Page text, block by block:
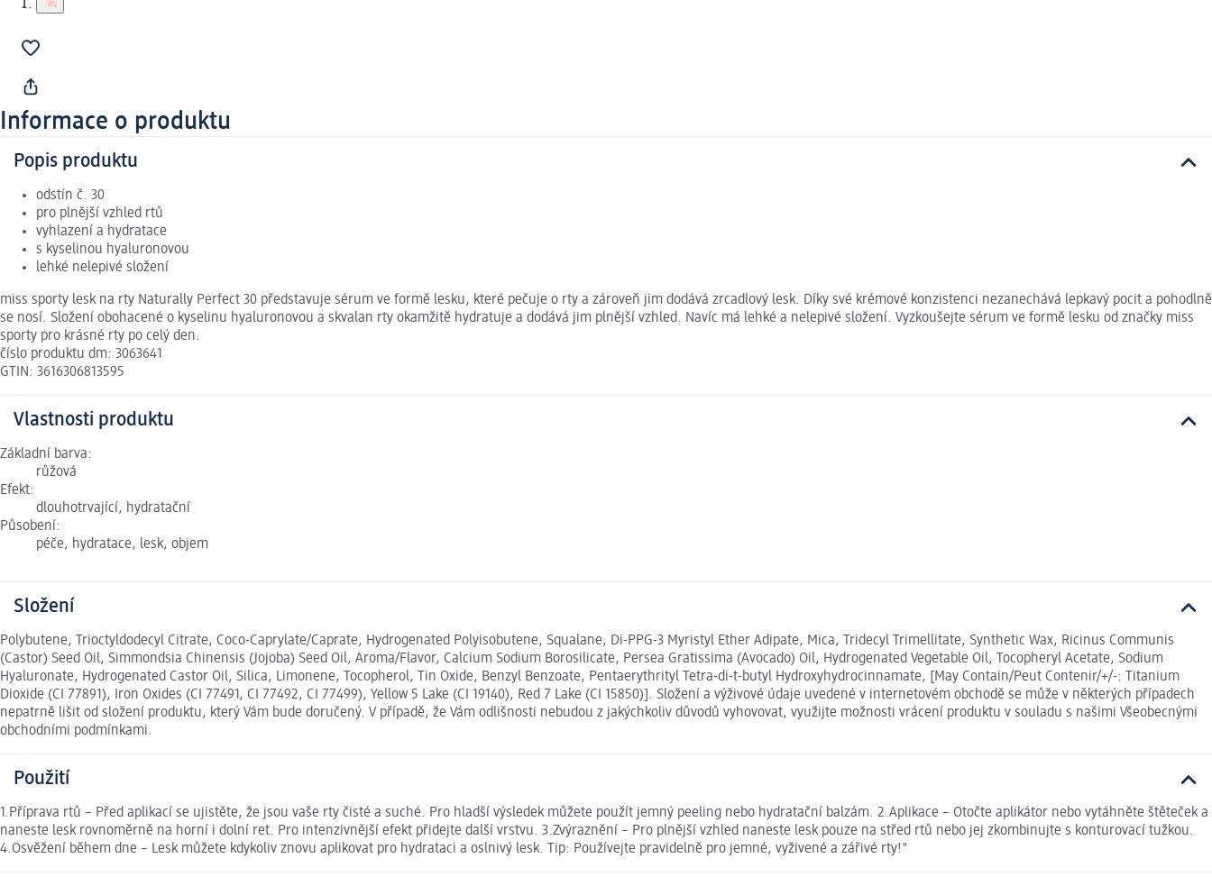
Informace o produktu
Popis produktu
odstín č. 30
pro plnější vzhled rtů
vyhlazení a hydratace
s kyselinou hyaluronovou
lehké nelepivé složení
miss sporty lesk na rty Naturally Perfect 30 představuje sérum ve formě lesku, které pečuje o rty a zároveň jim dodává zrcadlový lesk. Díky své krémové konzistenci nezanechává lepkavý pocit a pohodlně
se nosí. Složení obohacené o kyselinu hyaluronovou a skvalan rty okamžitě hydratuje a dodává jim plnější vzhled. Navíc má lehké a nelepivé složení. Vyzkoušejte sérum ve formě lesku od značky miss
sporty pro krásné rty po celý den.
číslo produktu dm: 3063641
GTIN: 3616306813595
Vlastnosti produktu
Základní barva:
růžová
Efekt:
dlouhotrvající, hydratační
Působení:
péče, hydratace, lesk, objem
Složení
Polybutene, Trioctyldodecyl Citrate, Coco-Caprylate/Caprate, Hydrogenated Polyisobutene, Squalane, Di-PPG-3 Myristyl Ether Adipate, Mica, Tridecyl Trimellitate, Synthetic Wax, Ricinus Communis
(Castor) Seed Oil, Simmondsia Chinensis (Jojoba) Seed Oil, Aroma/Flavor, Calcium Sodium Borosilicate, Persea Gratissima (Avocado) Oil, Hydrogenated Vegetable Oil, Tocopheryl Acetate, Sodium
Hyaluronate, Hydrogenated Castor Oil, Silica, Limonene, Tocopherol, Tin Oxide, Benzyl Benzoate, Pentaerythrityl Tetra-di-t-butyl Hydroxyhydrocinnamate, [May Contain/Peut Contenir/+/-: Titanium
Dioxide (CI 77891), Iron Oxides (CI 77491, CI 77492, CI 77499), Yellow 5 Lake (CI 19140), Red 7 Lake (CI 15850)]. Složení a výživové údaje uvedené v internetovém obchodě se může v některých případech
nepatrně lišit od složení produktu, který Vám bude doručený. V případě, že Vám odlišnosti nebudou z jakýchkoliv důvodů vyhovovat, využijte možnosti vrácení produktu v souladu s našimi Všeobecnými
obchodními podmínkami.
Použití
1.Příprava rtů – Před aplikací se ujistěte, že jsou vaše rty čisté a suché. Pro hladší výsledek můžete použít jemný peeling nebo hydratační balzám. 2.Aplikace – Otočte aplikátor nebo vytáhněte štěteček a
naneste lesk rovnoměrně na horní i dolní ret. Pro intenzivnější efekt přidejte další vrstvu. 3.Zvýraznění – Pro plnější vzhled naneste lesk pouze na střed rtů nebo jej zkombinujte s konturovací tužkou.
4.Osvěžení během dne – Lesk můžete kdykoliv znovu aplikovat pro hydrataci a oslnivý lesk. Tip: Používejte pravidelně pro jemné, vyživené a zářivé rty!"